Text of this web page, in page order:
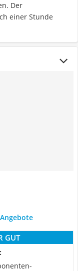
Der
einer Stunde
GUT